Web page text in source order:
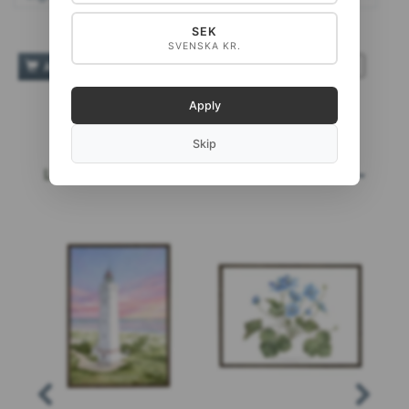
AÑADIR A LA CESTA TILFØJ TIL ØNSKESKYEN
LOS MÁS VENDIDOS
SEK
SVENSKA KR.
Apply
Skip